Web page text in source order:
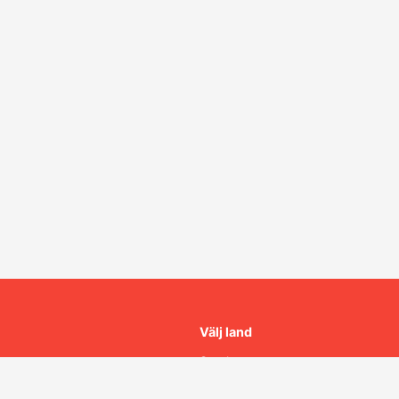
Välj land
Sverige